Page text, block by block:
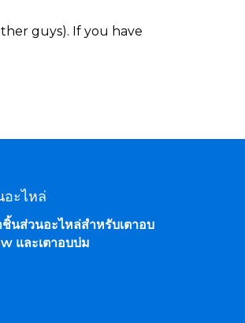
guys). If you have
ะไหล่
นส่วนอะไหล่สำหรับเตาอบ
และเตาอบบ่ม